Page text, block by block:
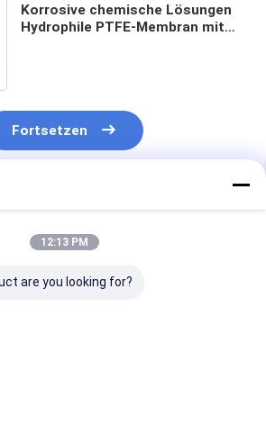
Korrosive chemische Lösungen
Hydrophile PTFE-Membran mit
Fortsetzen
12:13 PM
are you looking for?